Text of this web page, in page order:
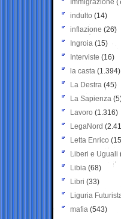
Immigrazione
indulto (14)
inflazione (26)
Ingroia (15)
Interviste (16)
la casta (1.394)
La Destra (45)
La Sapienza
Lavoro (1.316)
LegaNord
Letta Enrico
Liberi e Uguali
Libia (68)
Libri (33)
Liguria
mafia (543)